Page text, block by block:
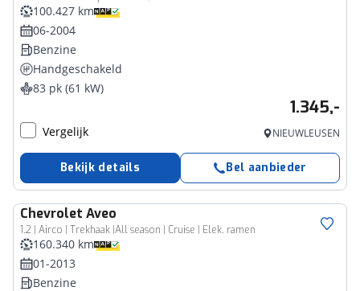
100.427 km
06-2004
Benzine
Handgeschakeld
83 pk (61 kW)
1.345,-
Vergelijk NIEUWLEUSEN
Bekijk details Bel aanbieder
Chevrolet Aveo
1.2 | Airco | Trekhaak |All season | Cruise | Elek. ramen
160.340 km
01-2013
Benzine